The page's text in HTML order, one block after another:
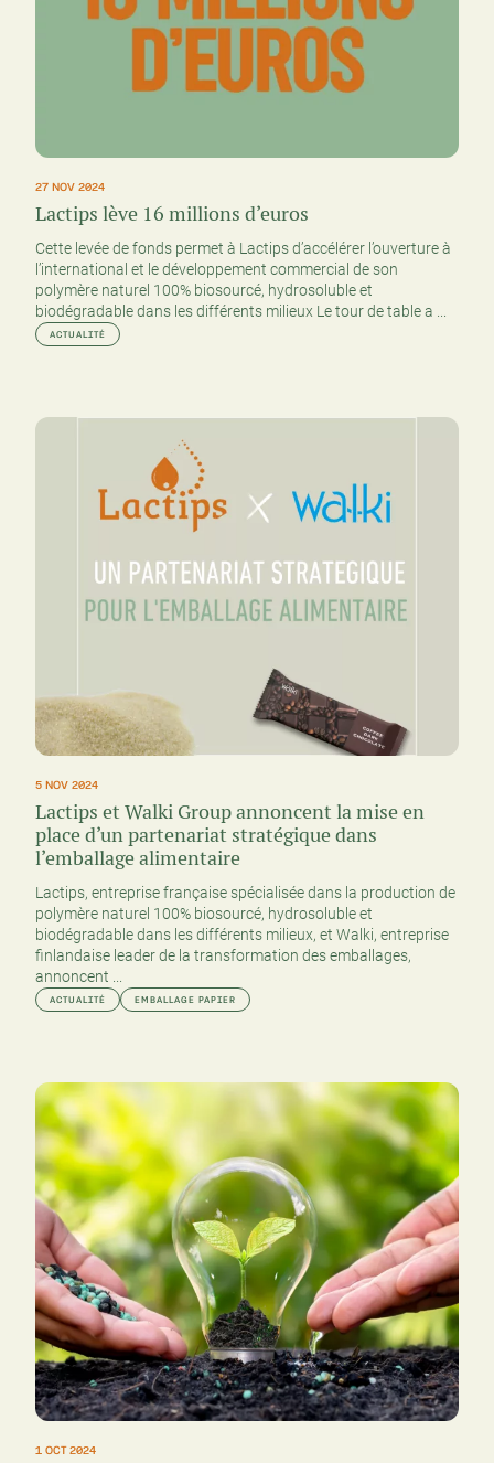
27 NOV 2024
Lactips lève 16 millions d’euros
Cette levée de fonds permet à Lactips d’accélérer l’ouverture à
l’international et le développement commercial de son
polymère naturel 100% biosourcé, hydrosoluble et
biodégradable dans les différents milieux Le tour de table a ...
ACTUALITÉ
5 NOV 2024
Lactips et Walki Group annoncent la mise en
place d’un partenariat stratégique dans
l’emballage alimentaire
Lactips, entreprise française spécialisée dans la production de
polymère naturel 100% biosourcé, hydrosoluble et
biodégradable dans les différents milieux, et Walki, entreprise
finlandaise leader de la transformation des emballages,
annoncent ...
ACTUALITÉ EMBALLAGE PAPIER
1 OCT 2024